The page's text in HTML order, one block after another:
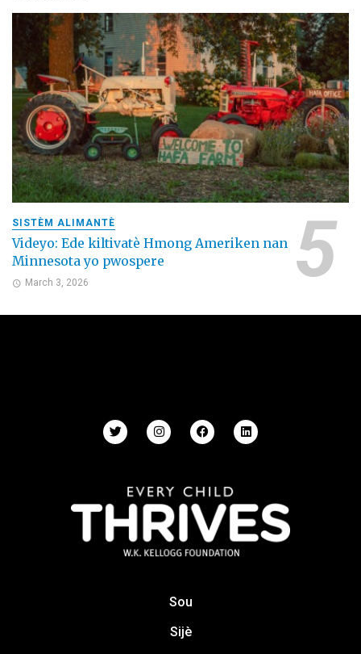
SISTÈM ALIMANTÈ
Videyo: Ede kiltivatè Hmong Ameriken nan
Minnesota yo pwospere
March 3, 2026
Sou
Sijè